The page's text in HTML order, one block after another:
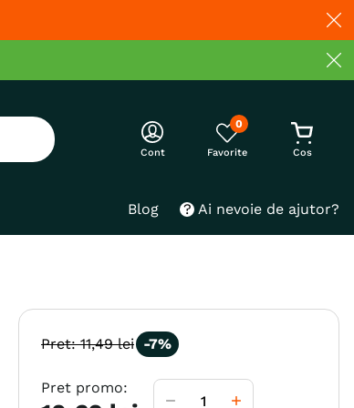
Cont
0
Blog Ai nevoie de ajutor?
Pret:11,49 lei -7%
Pret promo: